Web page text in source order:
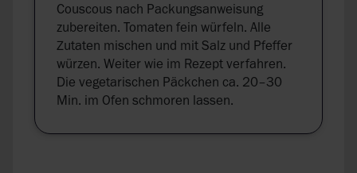
Couscous nach Packungsanweisung
zubereiten. Tomaten fein würfeln. Alle
Zutaten mischen und mit Salz und Pfeffer
würzen. Weiter wie im Rezept verfahren.
Die vegetarischen Päckchen ca. 20–30
Min. im Ofen schmoren lassen.